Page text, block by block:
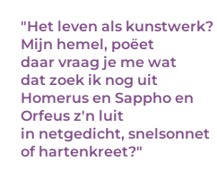
"Het leven als kunstwerk?
Mijn hemel, poëet
daar vraag je me wat
dat zoek ik nog uit
Homerus en Sappho en
Orfeus z'n luit
in netgedicht, snelsonnet
of hartenkreet?"